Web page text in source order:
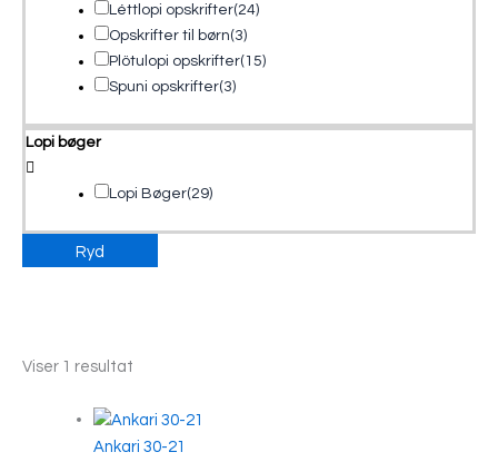
Léttlopi opskrifter(24)
Opskrifter til børn(3)
Plötulopi opskrifter(15)
Spuni opskrifter(3)
Lopi bøger
Lopi Bøger(29)
Ryd
Viser 1 resultat
Ankari 30-21